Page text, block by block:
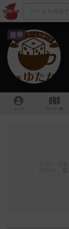
皇帝
トップ ゲーム一覧